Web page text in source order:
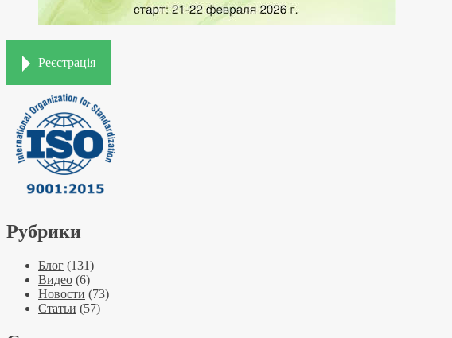
Реєстрація
Рубрики
Блог (131)
Видео (6)
Новости (73)
Статьи (57)